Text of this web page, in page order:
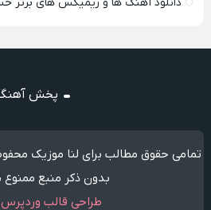
پخش
تمامی حقوق مطالب برای لنا موزیک
بدون ذکر منبع
طراحی قالب وردپرس